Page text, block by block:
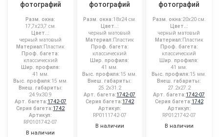
фотографий
Разм. окна:
17,7x23,7 см.
Цвет..:
черный матовый
Материал: Пластик
Проф. багета:
классический
Шир. профиля:
41 мм.
Выс. профиля:15 мм.
Внеш. габариты:
24.9x30.9
Арт. багета:1742-07
Серия багета:1742
Артикул:
RP0101742-07
В наличии
фотографий
Разм. окна:18x24 см.
Цвет..:
черный матовый
Материал: Пластик
Проф. багета:
классический
Шир. профиля:
41 мм.
Выс. профиля:15 мм.
Внеш. габариты:
25.2x31.2
Арт. багета:1742-07
Серия багета:1742
Артикул:
RP0111742-07
В наличии
фотографий
Разм. окна:20x20 см.
Цвет..:
черный матовый
Материал: Пластик
Проф. багета:
классический
Шир. профиля:
41 мм.
Выс. профиля:15 мм.
Внеш. габариты:
27.2x27.2
Арт. багета:1742-07
Серия багета:1742
Артикул:
RP0121742-07
В наличии